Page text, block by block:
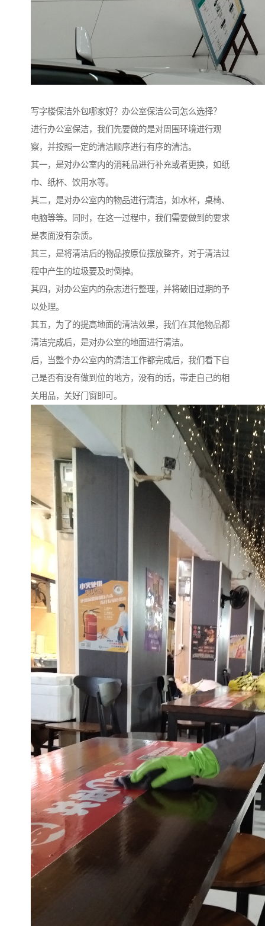
写字楼保洁外包哪家好？办公室保洁公司怎么选择？
进行办公室保洁，我们先要做的是对周围环境进行观
察，并按照一定的清洁顺序进行有序的清洁。
其一，是对办公室内的消耗品进行补充或者更换，如纸
巾、纸杯、饮用水等。
其二，是对办公室内的物品进行清洁，如水杯，桌椅、
电脑等等。同时，在这一过程中，我们需要做到的要求
是表面没有杂质。
其三，是将清洁后的物品按原位摆放整齐，对于清洁过
程中产生的垃圾要及时倒掉。
其四，对办公室内的杂志进行整理，并将破旧过期的予
以处理。
其五，为了的提高地面的清洁效果，我们在其他物品都
清洁完成后，是对办公室的地面进行清洁。
后，当整个办公室内的清洁工作都完成后，我们看下自
己是否有没有做到位的地方，没有的话，带走自己的相
关用品，关好门窗即可。